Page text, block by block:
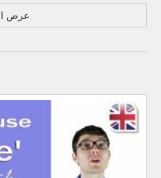
عرض